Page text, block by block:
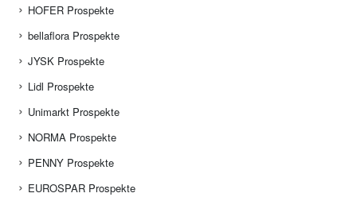
HOFER Prospekte
bellaflora Prospekte
JYSK Prospekte
Lidl Prospekte
Unimarkt Prospekte
NORMA Prospekte
PENNY Prospekte
EUROSPAR Prospekte